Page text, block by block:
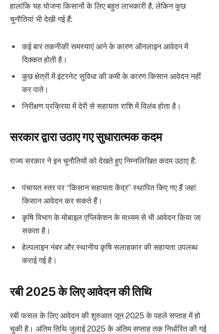
हालांकि यह योजना किसानों के लिए बहुत लाभकारी है, लेकिन कुछ
चुनौतियां भी देखी गई हैं:
कई बार तकनीकी समस्याएं आने के कारण ऑनलाइन आवेदन में
दिक्कत होती है।
कुछ क्षेत्रों में इंटरनेट सुविधा की कमी के कारण किसान आवेदन नहीं
कर पाते।
निरीक्षण प्रक्रिया में देरी से सहायता राशि में विलंब होता है।
सरकार द्वारा उठाए गए सुधारात्मक कदम
राज्य सरकार ने इन चुनौतियों को देखते हुए निम्नलिखित कदम उठाए हैं:
पंचायत स्तर पर “किसान सहायता केंद्र” स्थापित किए गए हैं जहां
किसान आवेदन कर सकते हैं।
कृषि विभाग के मोबाइल एप्लिकेशन के माध्यम से भी आवेदन किया जा
सकता है।
हेल्पलाइन नंबर और स्थानीय कृषि सलाहकार की सहायता उपलब्ध
कराई गई है।
रबी 2025 के लिए आवेदन की तिथि
रबी फसल के लिए आवेदन की शुरुआत जून 2025 के पहले सप्ताह में हो
चुकी है। अंतिम तिथि जुलाई 2025 के अंतिम सप्ताह तक निर्धारित की गई